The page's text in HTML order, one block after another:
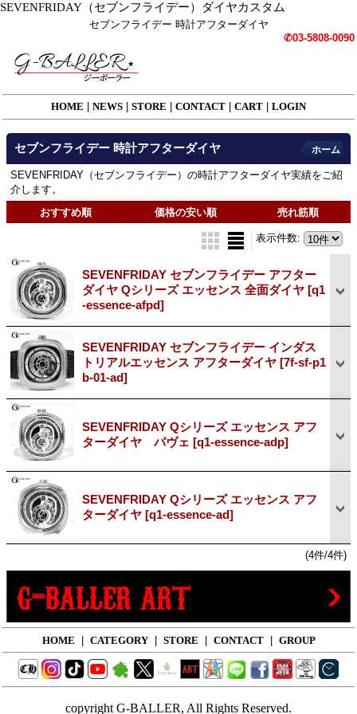
SEVENFRIDAY（セブンフライデー）ダイヤカスタム
セブンフライデー 時計アフターダイヤ
✆03-5808-0090
HOME NEWS STORE CONTACT CART LOGIN
セブンフライデー 時計アフターダイヤ
SEVENFRIDAY（セブンフライデー）の時計アフターダイヤ実績をご紹
介します。
ホーム
おすすめ順 価格の安い順 売れ筋順
表示件数:
SEVENFRIDAY セブンフライデー アフター
ダイヤ Qシリーズ エッセンス 全面ダイヤ [q1
-essence-afpd]
SEVENFRIDAY セブンフライデー インダス
トリアルエッセンス アフターダイヤ [7f-sf-p1
b-01-ad]
SEVENFRIDAY Qシリーズ エッセンス アフ
ターダイヤ パヴェ [q1-essence-adp]
SEVENFRIDAY Qシリーズ エッセンス アフ
ターダイヤ [q1-essence-ad]
(4件/4件)
HOME | CATEGORY | STORE | CONTACT | GROUP
copyright G-BALLER, All Rights Reserved.